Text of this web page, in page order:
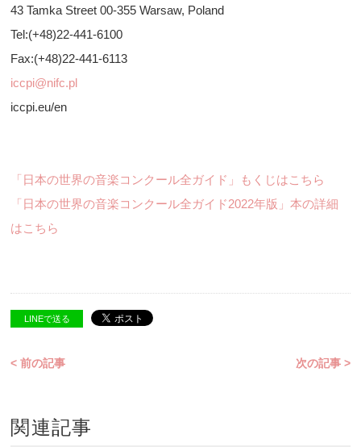
43 Tamka Street 00-355 Warsaw, Poland
Tel:(+48)22-441-6100
Fax:(+48)22-441-6113
iccpi@nifc.pl
iccpi.eu/en
「日本の世界の音楽コンクール全ガイド」もくじはこちら
「日本の世界の音楽コンクール全ガイド2022年版」本の詳細
はこちら
LINEで送る
< 前の記事 次の記事 >
関連記事